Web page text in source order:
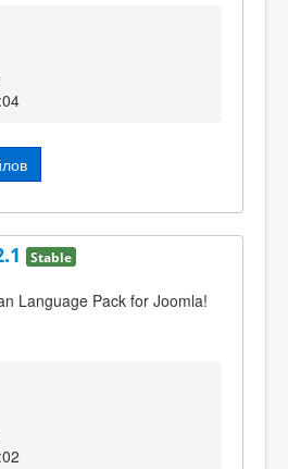
Stable
Language Pack for Joomla!